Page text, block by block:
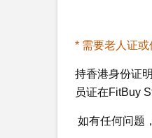
* 需要老人证或
持香港身份证
员证在FitBuy
如有任何问题